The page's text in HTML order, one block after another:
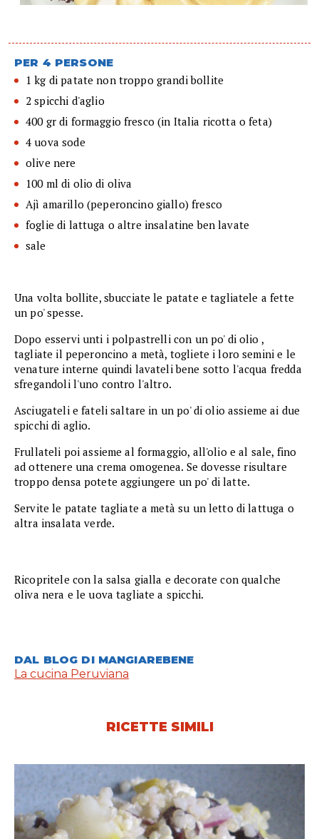
PER 4 PERSONE
1 kg di patate non troppo grandi bollite
2 spicchi d'aglio
400 gr di formaggio fresco (in Italia ricotta o feta)
4 uova sode
olive nere
100 ml di olio di oliva
Ajì amarillo (peperoncino giallo) fresco
foglie di lattuga o altre insalatine ben lavate
sale
Una volta bollite, sbucciate le patate e tagliatele a fette
un po' spesse.
Dopo esservi unti i polpastrelli con un po' di olio ,
tagliate il peperoncino a metà, togliete i loro semini e le
venature interne quindi lavateli bene sotto l'acqua fredda
sfregandoli l'uno contro l'altro.
Asciugateli e fateli saltare in un po' di olio assieme ai due
spicchi di aglio.
Frullateli poi assieme al formaggio, all'olio e al sale, fino
ad ottenere una crema omogenea. Se dovesse risultare
troppo densa potete aggiungere un po' di latte.
Servite le patate tagliate a metà su un letto di lattuga o
altra insalata verde.
Ricopritele con la salsa gialla e decorate con qualche
oliva nera e le uova tagliate a spicchi.
DAL BLOG DI MANGIAREBENE
La cucina Peruviana
RICETTE SIMILI